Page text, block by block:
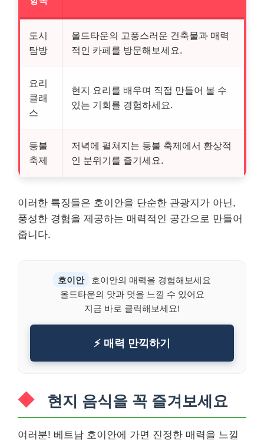
도시
탐방
올드타운의 고풍스러운 건축물과 매력
적인 카페를 방문해보세요.
요리
클래
스
현지 요리를 배우며 직접 만들어 볼 수
있는 기회를 경험하세요.
등불
축제
저녁에 펼쳐지는 등불 축제에서 환상적
인 분위기를 즐기세요.
이러한 특징들은 호이안을 단순한 관광지가 아닌,
풍성한 경험을 제공하는 매력적인 공간으로 만들어
줍니다.
호이안
호이안의 매력을 경험해보세요
올드타운의 맛과 멋을 느낄 수 있어요
지금 바로 클릭해보세요!
⚡ 매력 만끽하기
현지 음식을 꼭 즐겨보세요
여러분! 베트남 호이안에 가면 진정한 매력을 느낄